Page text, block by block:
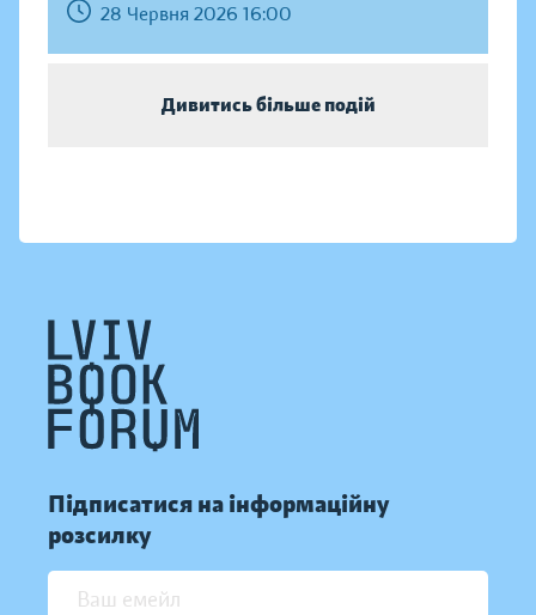
28 Червня 2026 16:00
Дивитись більше подій
Підписатися на інформаційну
розсилку